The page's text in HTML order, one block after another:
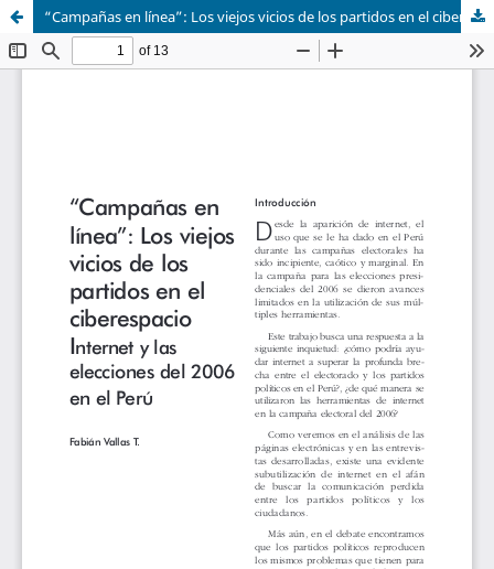
“Campañas en línea”: Los viejos vicios de los partidos en el ciberespacio Internet y las elecciones del 2006 en el Perú